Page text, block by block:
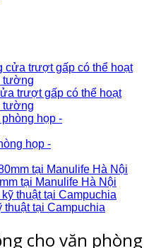
trượt gấp có thể hoạt
tường
họp -
tại Manulife Hà Nội
thuật tại Campuchia
cho văn phòng